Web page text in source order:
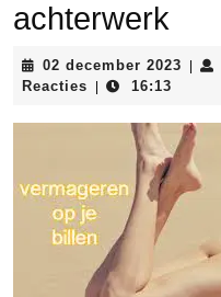
achterwerk
02 december 2023 02
Reacties
16:13